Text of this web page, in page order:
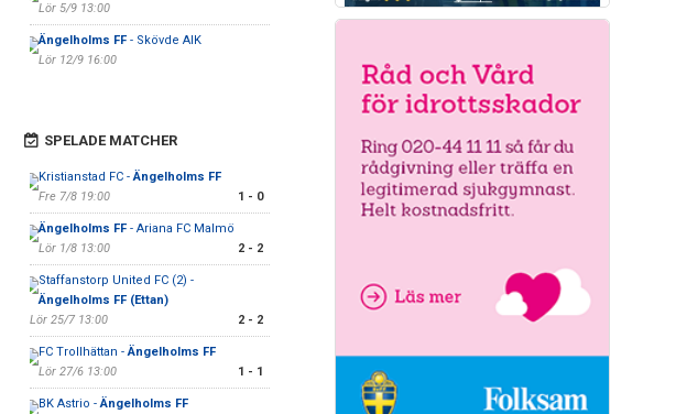
Lör 5/9 13:00
Ängelholms FF- Skövde AIK
Lör 12/9 16:00
SPELADE MATCHER
Kristianstad FC -Ängelholms FF
Fre 7/8 19:00
1 - 0
Ängelholms FF- Ariana FC Malmö
Lör 1/8 13:00
2 - 2
Staffanstorp United FC (2) -
Ängelholms FF (Ettan)
Lör 25/7 13:00
2 - 2
FC Trollhättan -Ängelholms FF
Lör 27/6 13:00
1 - 1
BK Astrio -Ängelholms FF